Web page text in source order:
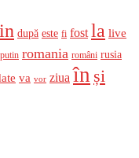
după este fi fost la live
putin romania români rusia
va vor ziua în și